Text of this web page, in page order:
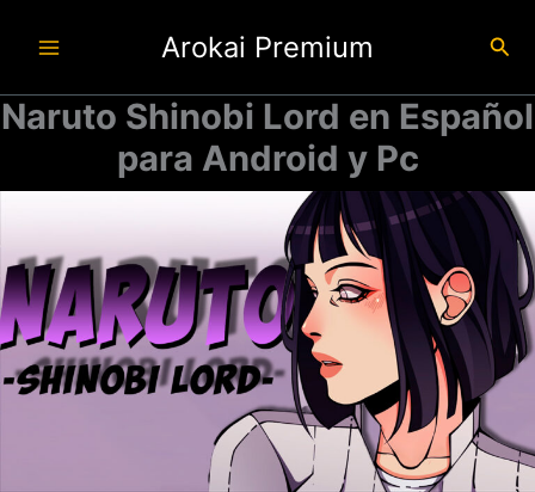
Arokai Premium
Naruto Shinobi Lord en Español
para Android y Pc